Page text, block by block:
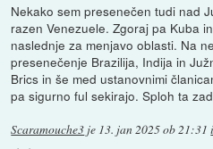
Nekako sem presenečen tudi nad
razen Venezuele. Zgoraj pa Kuba
naslednje za menjavo oblasti. Na
presenečenje Brazilija, Indija in
Brics in še med ustanovnimi
pa sigurno ful sekirajo. Sploh ta
Scaramouche3 je 13. jan 2025 ob 21:31